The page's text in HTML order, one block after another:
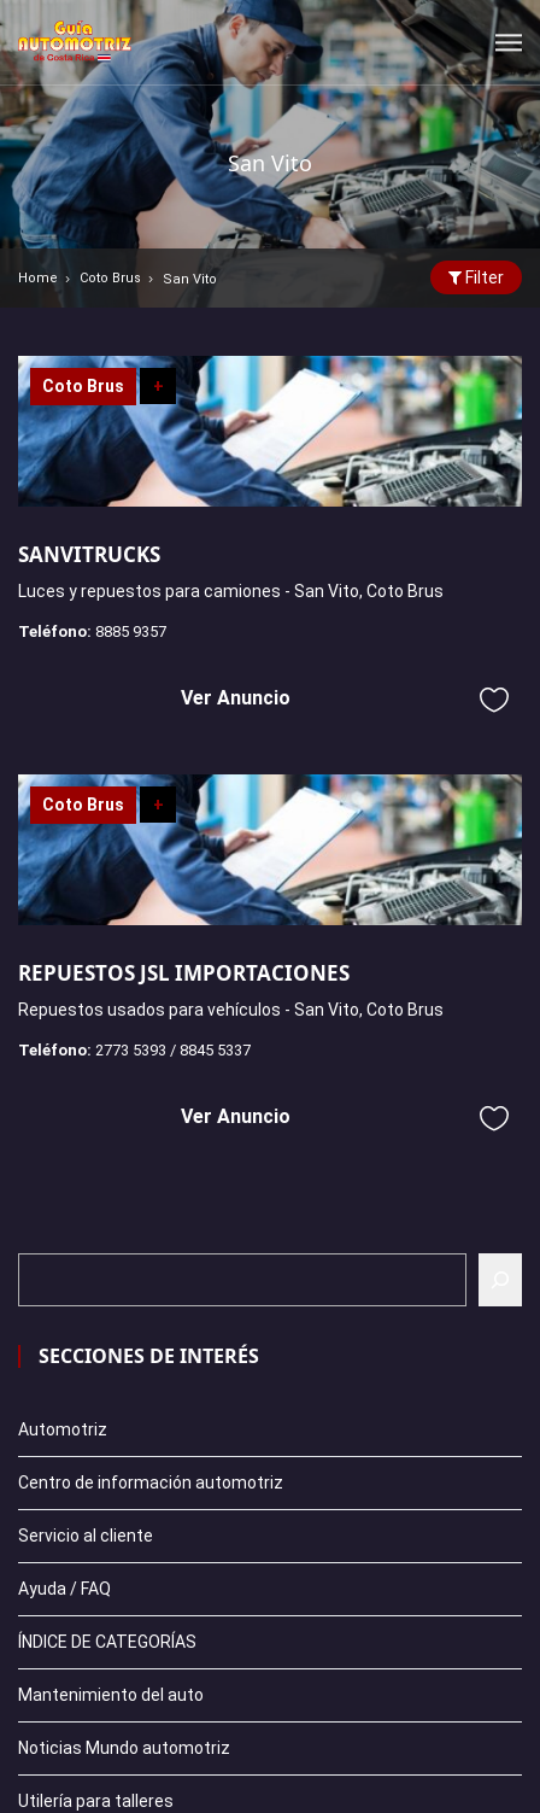
San Vito
Home Coto Brus San Vito Filter
Coto Brus +
SANVITRUCKS
Luces y repuestos para camiones - San Vito, Coto Brus
Teléfono: 8885 9357
Ver Anuncio
Coto Brus +
REPUESTOS JSL IMPORTACIONES
Repuestos usados para vehículos - San Vito, Coto Brus
Teléfono: 2773 5393 / 8845 5337
Ver Anuncio
SECCIONES DE INTERÉS
Automotriz
Centro de información automotriz
Servicio al cliente
Ayuda / FAQ
ÍNDICE DE CATEGORÍAS
Mantenimiento del auto
Noticias Mundo automotriz
Utilería para talleres